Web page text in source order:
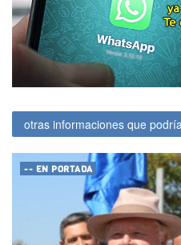
otras informaciones que
-- EN PORTADA